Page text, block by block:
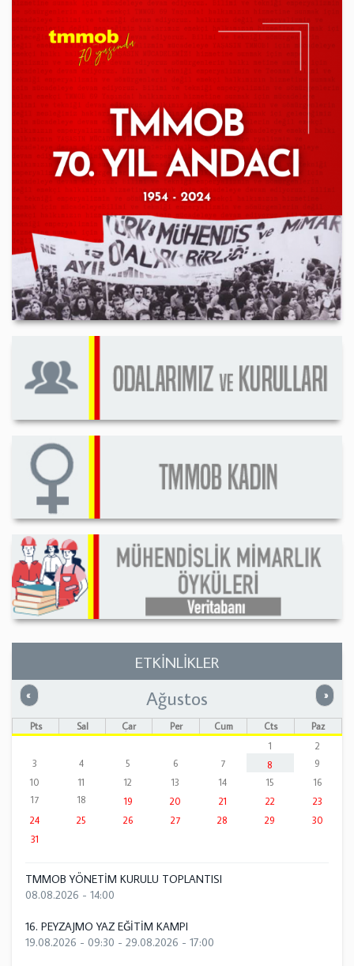
ETKİNLİKLER
« Önceki »
Ağustos
Pts Sal Çar Per Cum Cts
Paz
1
2
3
4 5 6 7 8
9
10
11 12 13 14 15
16
17
18 19 20 21 22
23
24
25 26 27 28 29
30
31
TMMOB YÖNETİM KURULU TOPLANTISI
08.08.2026 - 14:00
16. PEYZAJMO YAZ EĞİTİM KAMPI
19.08.2026 - 09:30 - 29.08.2026 - 17:00